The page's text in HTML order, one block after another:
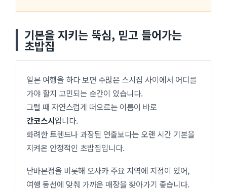
기본을 지키는 뚝심, 믿고 들어가는
초밥집
일본 여행을 하다 보면 수많은 스시집 사이에서 어디를
가야 할지 고민되는 순간이 있습니다.
그럴 때 자연스럽게 떠오르는 이름이 바로
간코스시입니다.
화려한 트렌드나 과장된 연출보다는 오랜 시간 기본을
지켜온 안정적인 초밥집입니다.
난바본점을 비롯해 오사카 주요 지역에 지점이 있어,
여행 동선에 맞춰 가까운 매장을 찾아가기 좋습니다.